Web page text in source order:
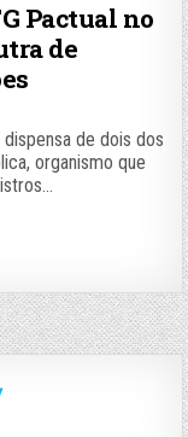
Pactual no
de
de dois dos
organismo que